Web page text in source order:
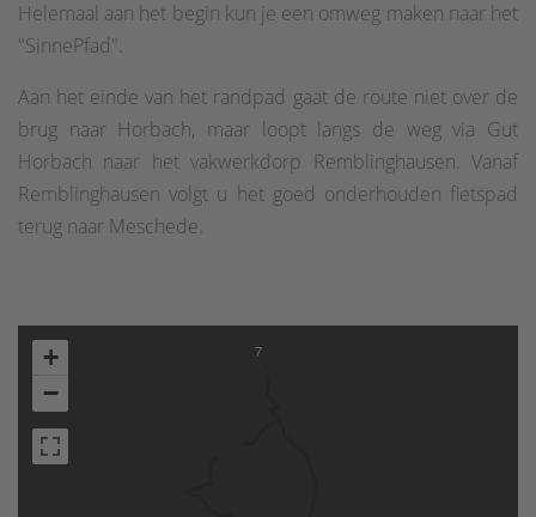
Helemaal aan het begin kun je een omweg maken naar het
"SinnePfad".
Aan het einde van het randpad gaat de route niet over de
brug naar Horbach, maar loopt langs de weg via Gut
Horbach naar het vakwerkdorp Remblinghausen. Vanaf
Remblinghausen volgt u het goed onderhouden fietspad
terug naar Meschede.
7
+
−